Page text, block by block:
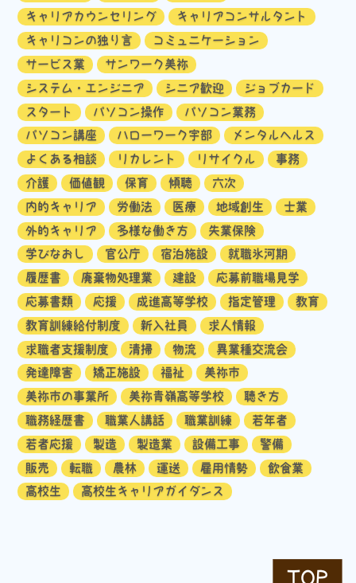
キャリアカウンセリング
キャリアコンサルタント
キャリコンの独り言
コミュニケーション
サービス業
サンワーク美祢
システム・エンジニア
シニア歓迎
ジョブカード
スタート
パソコン操作
パソコン業務
パソコン講座
ハローワーク宇部
メンタルヘルス
よくある相談
リカレント リサイクル
事務
介護
価値観 保育 傾聴
六次
内的キャリア
労働法 医療 地域創生
士業
外的キャリア
多様な働き方
失業保険
学びなおし
官公庁 宿泊施設
就職氷河期
履歴書
廃棄物処理業 建設
応募前職場見学
応募書類
応援 成進高等学校 指定管理
教育
教育訓練給付制度
新入社員
求人情報
求職者支援制度
清掃 物流
異業種交流会
発達障害
矯正施設 福祉
美祢市
美祢市の事業所
美祢青嶺高等学校
聴き方
職務経歴書
職業人講話 職業訓練
若年者
若者応援
製造 製造業 設備工事
警備
販売
転職 農林 運送 雇用情勢
飲食業
高校生
高校生キャリアガイダンス
TOP